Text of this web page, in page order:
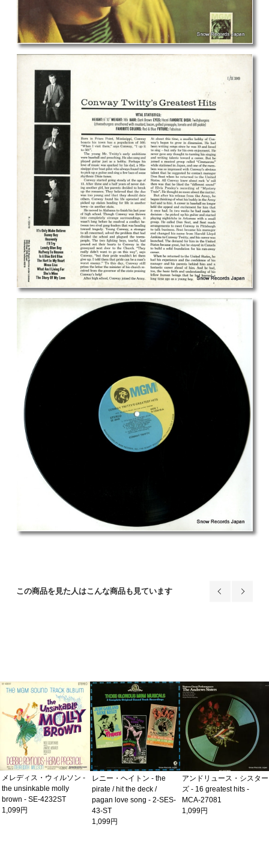
この商品を見た人はこんな商品も見ています
メレディス・ウィルソン -
the unsinkable molly
brown - SE-4232ST
1,099円
レニー・ヘイトン - the
pirate / hit the deck /
pagan love song - 2-SES-
43-ST
1,099円
アンドリュース・シスター
ズ - 16 greatest hits -
MCA-27081
1,099円